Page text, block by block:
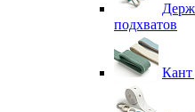
подхватов
Кант